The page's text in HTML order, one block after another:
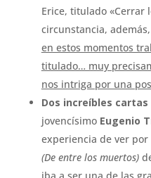
Erice, titulado «Cerrar
circunstancia,
en estos momentos
titulado… muy
nos intriga por una
Dos increíbles
jovencísimo Eugenio
experiencia de ver
(De entre los muertos)